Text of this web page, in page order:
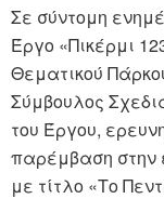
Σε σύντομη
Έργο «Πικέρμι
Θεματικού
Σύμβουλος
του Έργου,
παρέμβαση στην
με τίτλο «Το